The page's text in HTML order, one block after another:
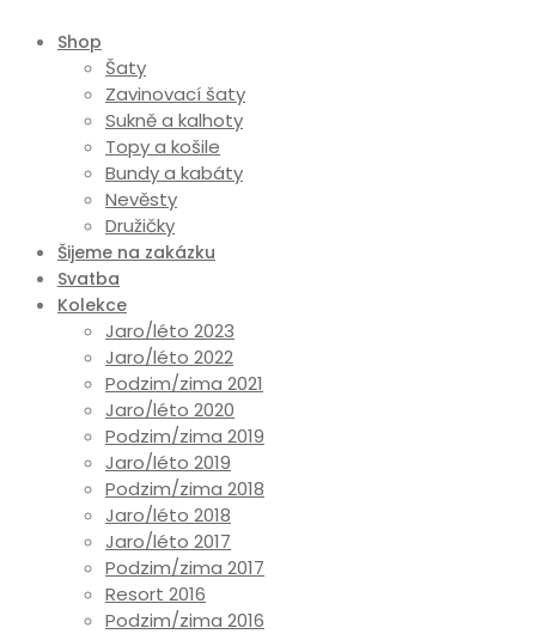
Shop
Šaty
Zavinovací šaty
Sukně a kalhoty
Topy a košile
Bundy a kabáty
Nevěsty
Družičky
Šijeme na zakázku
Svatba
Kolekce
Jaro/léto 2023
Jaro/léto 2022
Podzim/zima 2021
Jaro/léto 2020
Podzim/zima 2019
Jaro/léto 2019
Podzim/zima 2018
Jaro/léto 2018
Jaro/léto 2017
Podzim/zima 2017
Resort 2016
Podzim/zima 2016